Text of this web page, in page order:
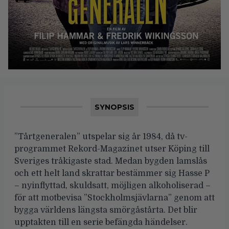
SYNOPSIS
”Tårtgeneralen” utspelar sig år 1984, då tv-
programmet Rekord-Magazinet utser Köping till
Sveriges tråkigaste stad. Medan bygden lamslås
och ett helt land skrattar bestämmer sig Hasse P
– nyinflyttad, skuldsatt, möjligen alkoholiserad –
för att motbevisa ”Stockholmsjävlarna” genom att
bygga världens längsta smörgåstårta. Det blir
upptakten till en serie befängda händelser.